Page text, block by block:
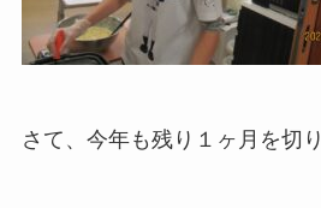
さて、今年も残り１ヶ月を切